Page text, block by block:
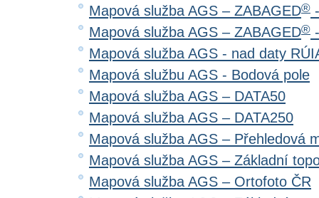
Mapová služba AGS – ZABAGED®
Mapová služba AGS – ZABAGED®
Mapová služba AGS - nad daty
Mapová službu AGS - Bodová pole
Mapová služba AGS – DATA50
Mapová služba AGS – DATA250
Mapová služba AGS – Přehledová
Mapová služba AGS – Základní
Mapová služba AGS – Ortofoto ČR